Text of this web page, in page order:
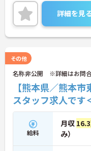
詳細を見
その他
名称非公開 ※詳細はお問
【熊本県／熊本
スタッフ求人です
給料
月収
み）